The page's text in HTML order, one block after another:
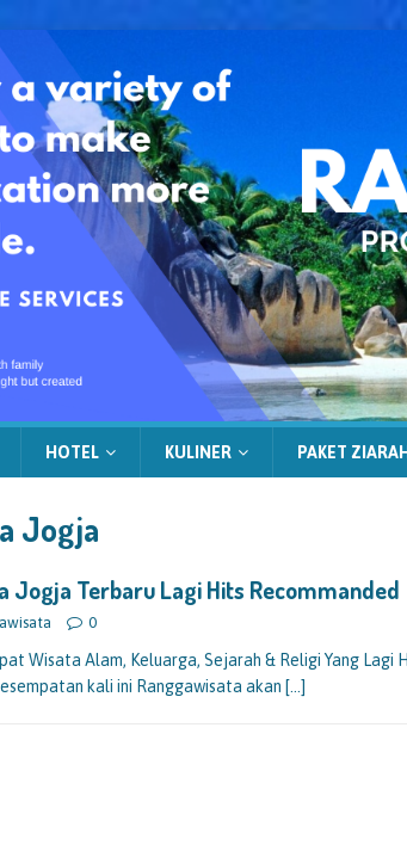
HOTEL KULINER PAKET ZIARAH
Jogja
Jogja Terbaru Lagi Hits Recommanded
0
Wisata Alam, Keluarga, Sejarah & Religi Yang Lagi
kali ini Ranggawisata akan […]